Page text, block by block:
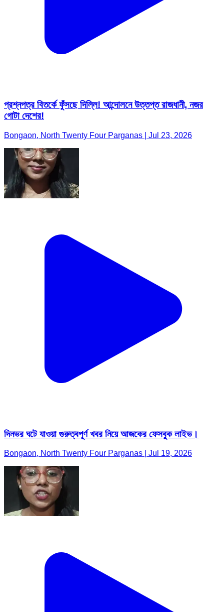
প্রশ্নপত্র বিতর্কে ফুঁসছে দিল্লি! আন্দোলনে উত্তপ্ত রাজধানী, নজর
গোটা দেশের!
Bongaon, North Twenty Four Parganas | Jul 23, 2026
দিনভর ঘটে যাওয়া গুরুত্বপূর্ণ খবর নিয়ে আজকের ফেসবুক লাইভ।
Bongaon, North Twenty Four Parganas | Jul 19, 2026